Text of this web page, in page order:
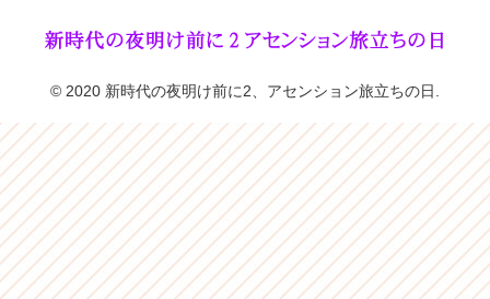
© 2020 新時代の夜明け前に2、アセンション旅立ちの日.